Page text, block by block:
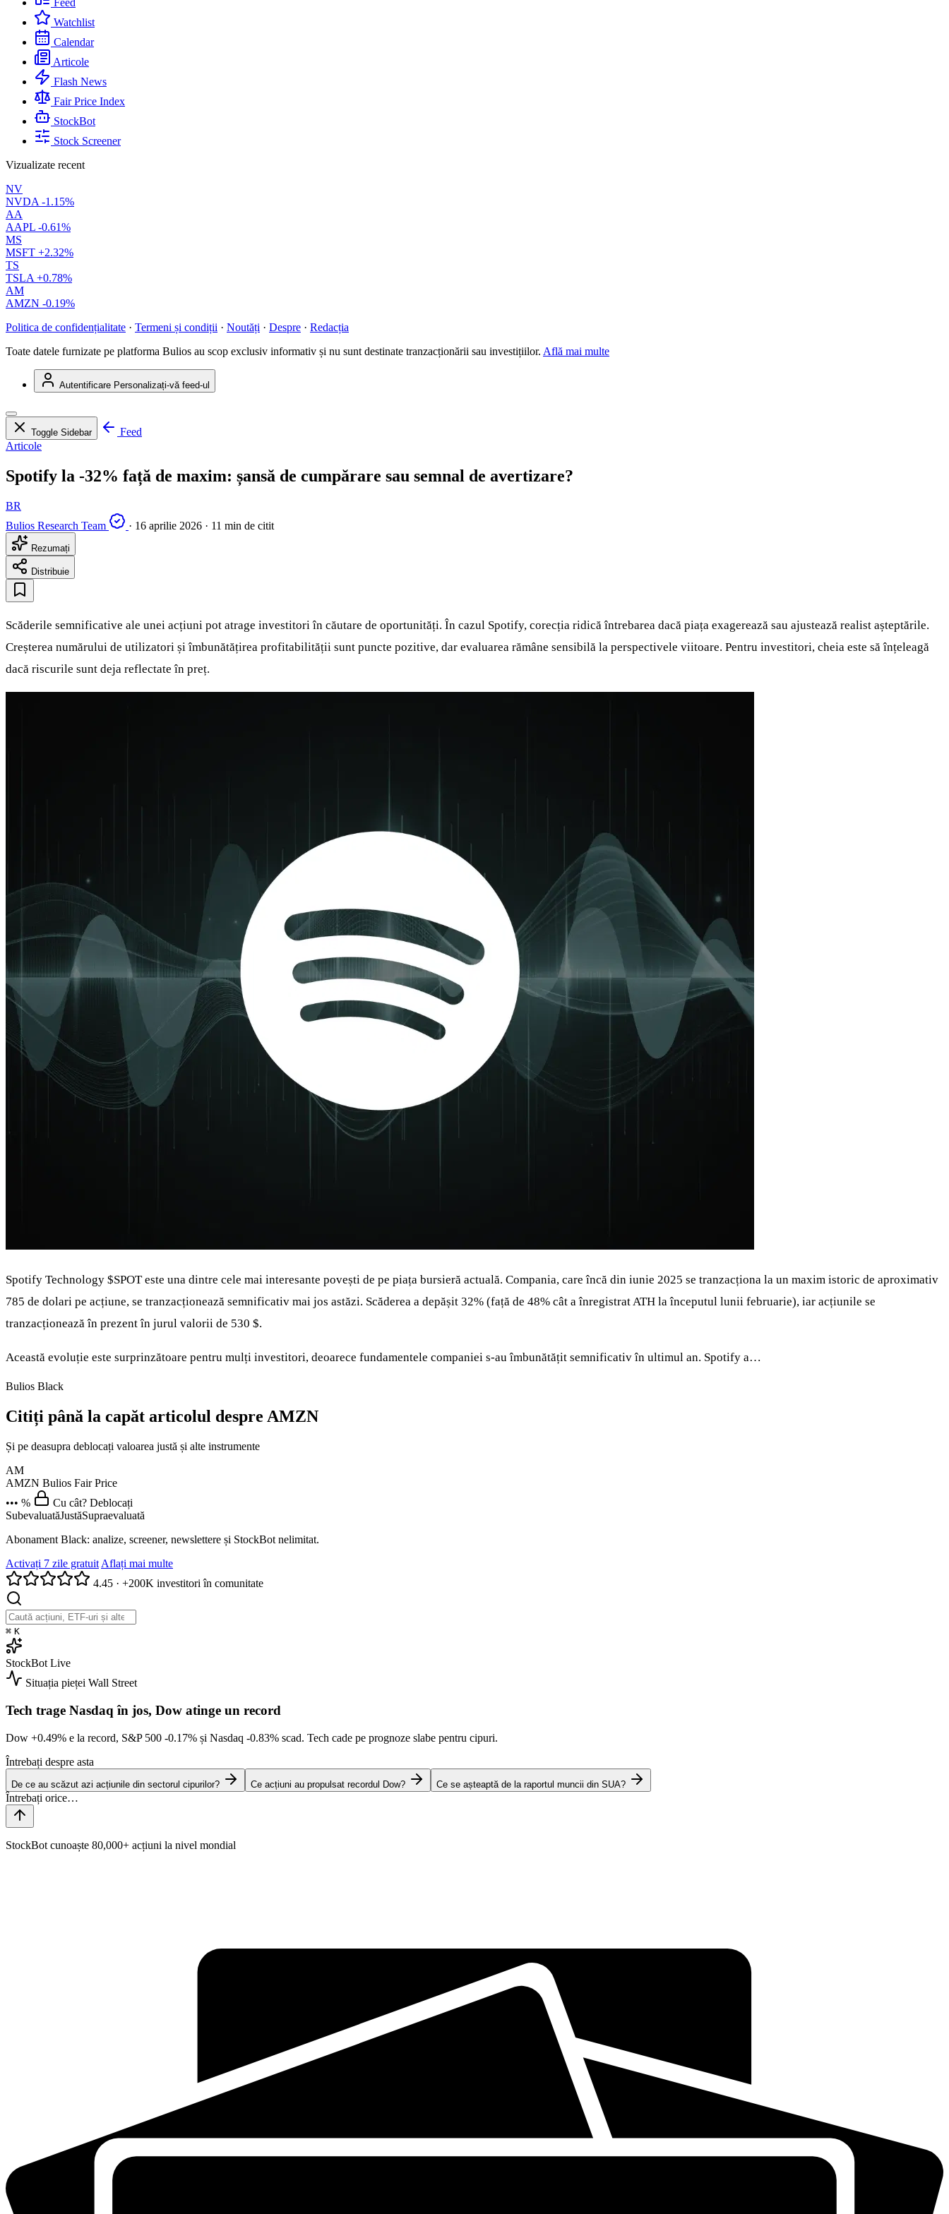
Feed
Watchlist
Calendar
Articole
Flash News
Fair Price Index
StockBot
Stock Screener
Vizualizate recent
NV
NVDA -1.15%
AA
AAPL -0.61%
MS
MSFT +2.32%
TS
TSLA +0.78%
AM
AMZN -0.19%
Politica de confidențialitate · Termeni și condiții · Noutăți · Despre · Redacția
Toate datele furnizate pe platforma Bulios au scop exclusiv informativ și nu sunt destinate tranzacționării sau investițiilor. Află mai multe
Autentificare Personalizați-vă feed-ul
Toggle Sidebar
Feed
Articole
Spotify la -32% față de maxim: șansă de cumpărare sau semnal de avertizare?
BR
Bulios Research Team
· 16 aprilie 2026 · 11 min de citit
Rezumați
Distribuie
Scăderile semnificative ale unei acțiuni pot atrage investitori în căutare de oportunități. În cazul Spotify, corecția ridică întrebarea dacă piața exagerează sau ajustează realist așteptările.
Creșterea numărului de utilizatori și îmbunătățirea profitabilității sunt puncte pozitive, dar evaluarea rămâne sensibilă la perspectivele viitoare. Pentru investitori, cheia este să înțeleagă
dacă riscurile sunt deja reflectate în preț.
Spotify Technology $SPOTeste una dintre cele mai interesante povești de pe piața bursieră actuală. Compania, care încă din iunie 2025 se tranzacționa la un maxim istoric de aproximativ
785 de dolari pe acțiune, se tranzacționează semnificativ mai jos astăzi. Scăderea a depășit 32% (față de 48% cât a înregistrat ATH la începutul lunii februarie), iar acțiunile se
tranzacționează în prezent în jurul valorii de 530 $.
Această evoluție este surprinzătoare pentru mulți investitori, deoarece fundamentele companiei s-au îmbunătățit semnificativ în ultimul an. Spotify a…
Bulios Black
Citiți până la capăt articolul despre AMZN
Și pe deasupra deblocați valoarea justă și alte instrumente
AM
AMZN Bulios Fair Price
••• %
Cu cât? Deblocați
SubevaluatăJustăSupraevaluată
Abonament Black: analize, screener, newslettere și StockBot nelimitat.
Activați 7 zile gratuit Aflați mai multe
4.45 · +200K investitori în comunitate
⌘ K
StockBot Live
Situația pieței Wall Street
Tech trage Nasdaq în jos, Dow atinge un record
Dow +0.49% e la record, S&P 500 -0.17% și Nasdaq -0.83% scad. Tech cade pe prognoze slabe pentru cipuri.
Întrebați despre asta
De ce au scăzut azi acțiunile din sectorul cipurilor? Ce acțiuni au propulsat recordul Dow? Ce se așteaptă de la raportul muncii din SUA?
StockBot cunoaște 80,000+ acțiuni la nivel mondial